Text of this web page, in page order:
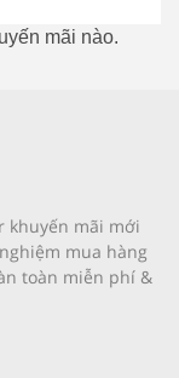
mãi nào.
khuyến mãi mới
mua hàng
toàn miễn phí &